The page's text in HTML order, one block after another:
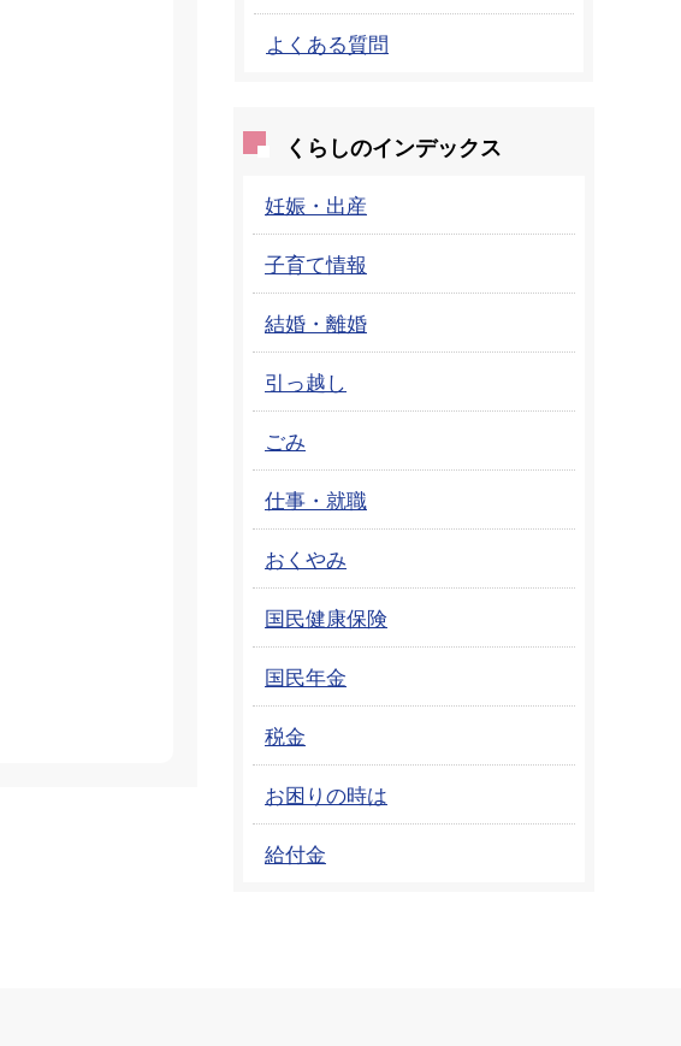
よくある質問
くらしのインデックス
妊娠・出産
子育て情報
結婚・離婚
引っ越し
ごみ
仕事・就職
おくやみ
国民健康保険
国民年金
税金
お困りの時は
給付金